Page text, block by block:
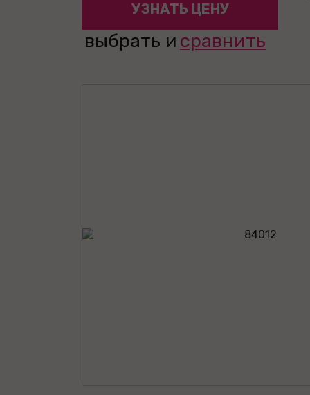
УЗНАТЬ ЦЕНУ
выбрать и сравнить